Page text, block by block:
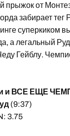
прыжок от
забирает тег
суперкиком
а легальный
Гейблу.
и ВСЕ ЕЩЕ
(9:37)
3.75